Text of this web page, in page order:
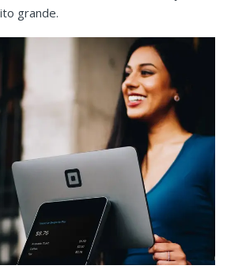
grande.